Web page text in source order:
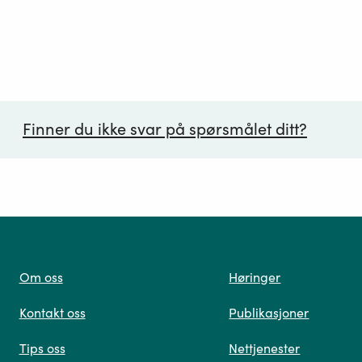
Finner du ikke svar på spørsmålet ditt?
oss
Om oss
Kontakt oss
Tips oss
Høringer
Publikasjoner
Nettjenester